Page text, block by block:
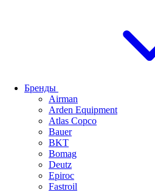
Бренды
Airman
Arden Equipment
Atlas Сopco
Bauer
BKT
Bomag
Deutz
Epiroc
Fastroil